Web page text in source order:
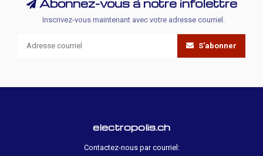
Abonnez-vous à notre infolettre
Inscrivez-vous maintenant avec votre adresse courriel.
S'abonner
electropolis.ch
Contactez-nous par courriel: